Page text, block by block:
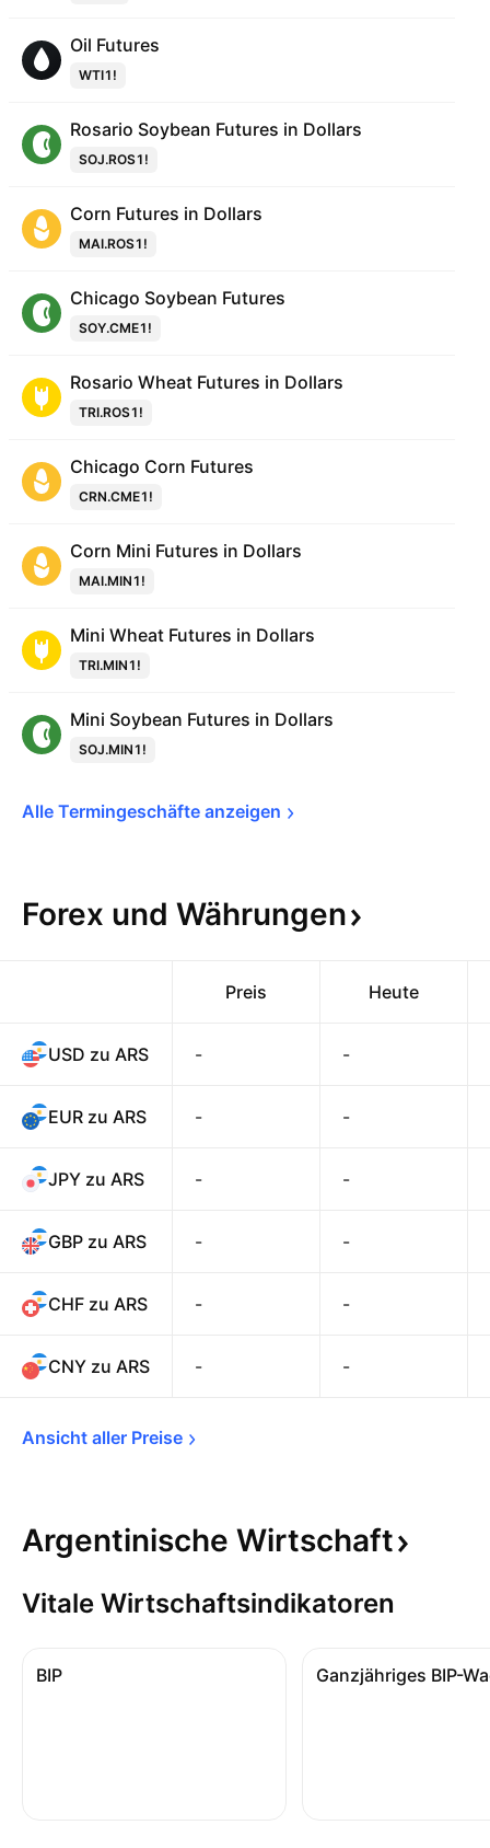
Oil Futures
WTI1!
Rosario Soybean Futures in Dollars
SOJ.ROS1!
Corn Futures in Dollars
MAI.ROS1!
Chicago Soybean Futures
SOY.CME1!
Rosario Wheat Futures in Dollars
TRI.ROS1!
Chicago Corn Futures
CRN.CME1!
Corn Mini Futures in Dollars
MAI.MIN1!
Mini Wheat Futures in Dollars
TRI.MIN1!
Mini Soybean Futures in Dollars
SOJ.MIN1!
Alle Termingeschäfte anzeigen
Forex und Währungen
Preis Heute
USD zu ARS - -
EUR zu ARS - -
JPY zu ARS - -
GBP zu ARS - -
CHF zu ARS - -
CNY zu ARS - -
Ansicht aller Preise
Argentinische Wirtschaft
Vitale Wirtschaftsindikatoren
BIP